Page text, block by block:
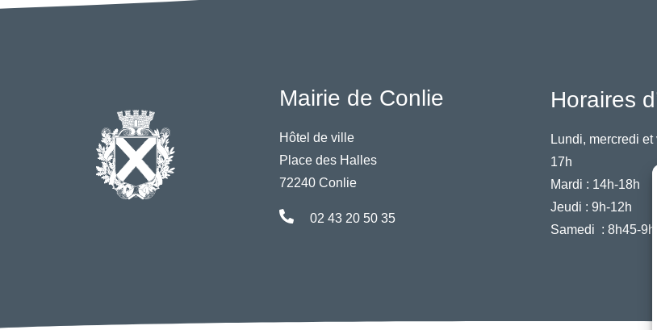
Mairie de Conlie
Hôtel de ville
Place des Halles
72240 Conlie
02 43 20 50 35
Horaires
Lundi, mercredi et
17h
Mardi : 14h-18h
Jeudi : 9h-12h
Samedi : 8h45-